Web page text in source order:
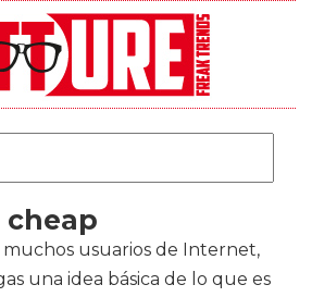
cheap
muchos usuarios de Internet,
una idea básica de lo que es